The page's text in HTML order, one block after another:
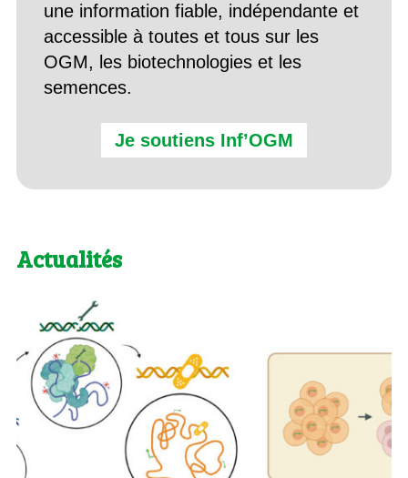
une information fiable, indépendante et
accessible à toutes et tous sur les
OGM, les biotechnologies et les
semences.
Je soutiens Inf’OGM
Actualités